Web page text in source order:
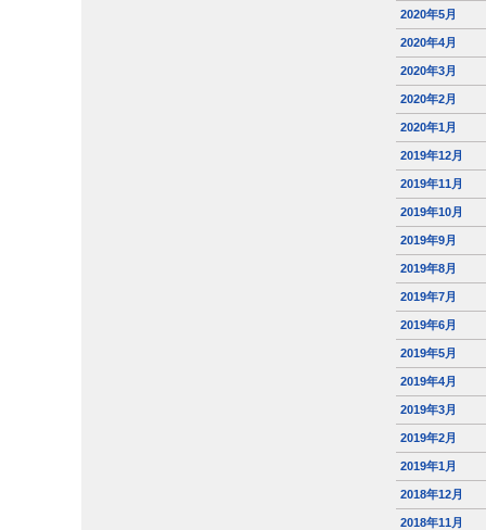
2020年5月
2020年4月
2020年3月
2020年2月
2020年1月
2019年12月
2019年11月
2019年10月
2019年9月
2019年8月
2019年7月
2019年6月
2019年5月
2019年4月
2019年3月
2019年2月
2019年1月
2018年12月
2018年11月